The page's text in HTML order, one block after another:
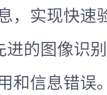
，实现快速
的图像识
和信息错误